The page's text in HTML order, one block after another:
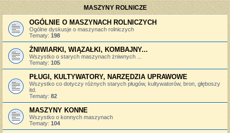
MASZYNY ROLNICZE
OGÓLNIE O MASZYNACH ROLNICZYCH
Ogólne dyskusje o maszynach rolniczych
Tematy: 198
ŻNIWIARKI, WIĄZAŁKI, KOMBAJNY...
Wszystko o starych maszynach żniwnych ...
Tematy: 105
PŁUGI, KULTYWATORY, NARZĘDZIA UPRAWOWE
Wszystko co dotyczy różnych starych pługów, kultywatorów, bron, głęboszy
itd.
Tematy: 82
MASZYNY KONNE
Wszystko o konnych maszynach
Tematy: 104